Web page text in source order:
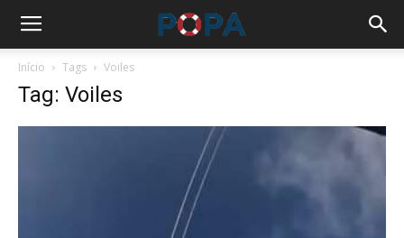
Início Tags Voiles
Tag: Voiles